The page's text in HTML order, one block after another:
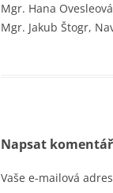
Mgr. Hana
Mgr. Jakub Štogr,
Napsat komentář
Vaše e-mailová